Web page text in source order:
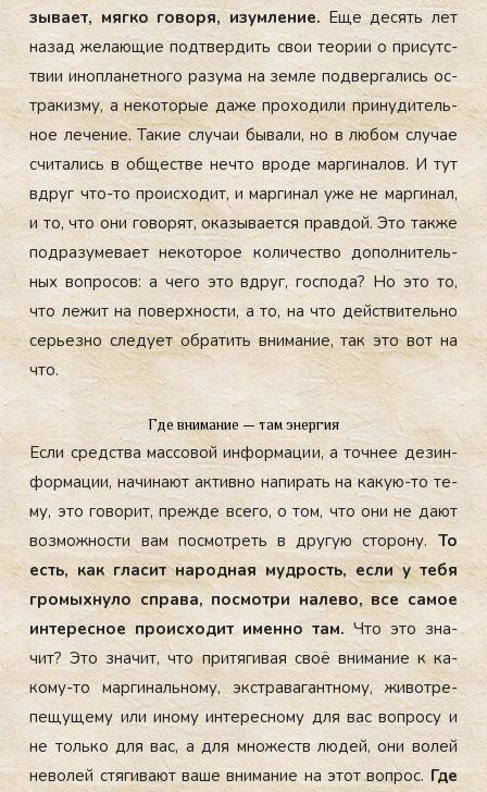
зыва­ет, мяг­ко го­воря, изум­ле­ние.Еще де­сять лет
на­зад же­ла­ющие под­твер­дить свои те­ории о при­сутс­
твии иноп­ла­нет­но­го ра­зума на зем­ле под­верга­лись ос­
тра­киз­му, а не­кото­рые да­же про­ходи­ли при­нуди­тель­
ное ле­чение. Та­кие слу­чаи бы­вали, но в лю­бом слу­чае
счи­тались в об­щес­тве неч­то вро­де мар­ги­налов. И тут
вдруг что-то про­ис­хо­дит, и мар­ги­нал уже не мар­ги­нал,
и то, что они го­ворят, ока­зыва­ет­ся прав­дой. Это так­же
под­ра­зуме­ва­ет не­кото­рое ко­личес­тво до­пол­ни­тель­
ных воп­ро­сов: а че­го это вдруг, гос­по­да? Но это то,
что ле­жит на по­вер­хнос­ти, а то, на что дей­стви­тель­но
серь­ез­но сле­ду­ет об­ра­тить вни­мание, так это вот на
что.
Где внимание — там энергия
Ес­ли средс­тва мас­со­вой ин­форма­ции, а точ­нее де­зин­
форма­ции, на­чина­ют ак­тивно на­пирать на ка­кую-то те­
му, это го­ворит, преж­де все­го, о том, что они не да­ют
воз­можнос­ти вам пос­мотреть в дру­гую сто­рону. То
есть, как гла­сит на­род­ная муд­рость, ес­ли у те­бя
гро­мых­ну­ло спра­ва, пос­мотри на­лево, все са­мое
ин­те­рес­ное про­ис­хо­дит имен­но там.Что это зна­
чит? Это зна­чит, что при­тяги­вая своё вни­мание к ка­
кому-то мар­ги­наль­но­му, экс­тра­ваган­тно­му, жи­вот­ре­
пещу­щему или ино­му ин­те­рес­но­му для вас воп­ро­су и
не толь­ко для вас, а для мно­жеств лю­дей, они во­лей
не­волей стя­гива­ют ва­ше вни­мание на этот воп­рос. Где